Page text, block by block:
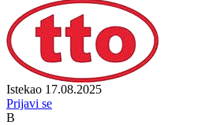
Istekao 17.08.2025
Prijavi se
B